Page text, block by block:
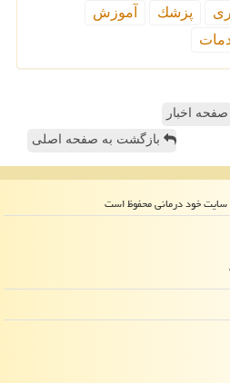
پزشك
آموزش
صفحه اخبار
بازگشت به صفحه اصلی